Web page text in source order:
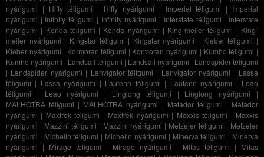
nyárigumi | Hifly téligumi | Hifly nyárigumi | Imperial téligumi | Imperial
nyárigumi | Infinity téligumi | Infinity nyárigumi | Interstate téligumi | Interstate
nyárigumi | Kenda téligumi | Kenda nyárigumi | King-meiler téligumi | King-
meiler nyárigumi | Kingstar téligumi | Kingstar nyárigumi | Kleber téligumi |
Kleber nyárigumi | Kormoran téligumi | Kormoran nyárigumi | Kumho téligumi |
Kumho nyárigumi | Landsail téligumi | Landsail nyárigumi | Landspider téligumi
| Landspider nyárigumi | Lanvigator téligumi | Lanvigator nyárigumi | Lassa
téligumi | Lassa nyárigumi | Laufenn téligumi | Laufenn nyárigumi | Leao
téligumi | Leao nyárigumi | Linglong téligumi | Linglong nyárigumi |
MALHOTRA téligumi | MALHOTRA nyárigumi | Matador téligumi | Matador
nyárigumi | Maxtrek téligumi | Maxtrek nyárigumi | Maxxis téligumi | Maxxis
nyárigumi | Mazzini téligumi | Mazzini nyárigumi | Metzeler téligumi | Metzeler
nyárigumi | Michelin téligumi | Michelin nyárigumi | Minerva téligumi | Minerva
nyárigumi | Mirage téligumi | Mirage nyárigumi | Mitas téligumi | Mitas